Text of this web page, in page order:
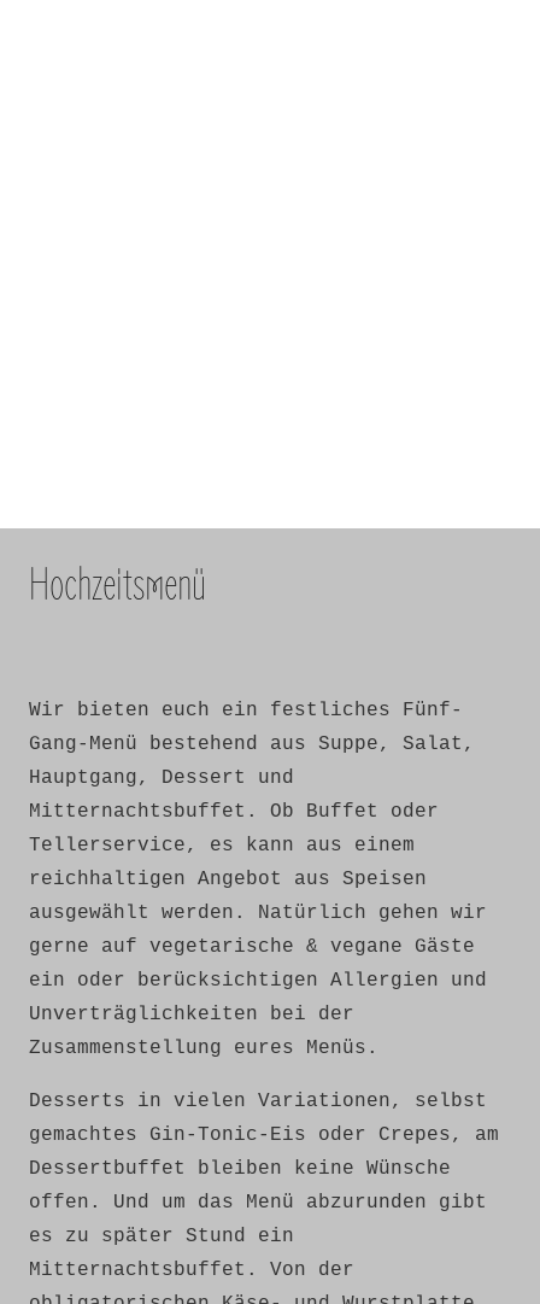
Hochzeitsmenü
Wir bieten euch ein festliches Fünf-
Gang-Menü bestehend aus Suppe, Salat,
Hauptgang, Dessert und
Mitternachtsbuffet. Ob Buffet oder
Tellerservice, es kann aus einem
reichhaltigen Angebot aus Speisen
ausgewählt werden. Natürlich gehen wir
gerne auf vegetarische & vegane Gäste
ein oder berücksichtigen Allergien und
Unverträglichkeiten bei der
Zusammenstellung eures Menüs.
Desserts in vielen Variationen, selbst
gemachtes Gin-Tonic-Eis oder Crepes, am
Dessertbuffet bleiben keine Wünsche
offen. Und um das Menü abzurunden gibt
es zu später Stund ein
Mitternachtsbuffet. Von der